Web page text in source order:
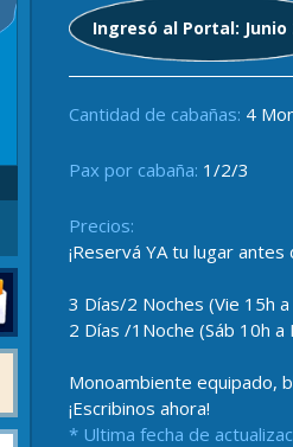
Ingresó al Portal: Junio
Cantidad de cabañas: 4
Pax por cabaña: 1/2/3
Precios:
¡Reservá YA tu lugar
3 Días/2 Noches (Vie 15h
2 Días /1Noche (Sáb 10h
Monoambiente equipado,
¡Escribinos ahora!
* Ultima fecha de